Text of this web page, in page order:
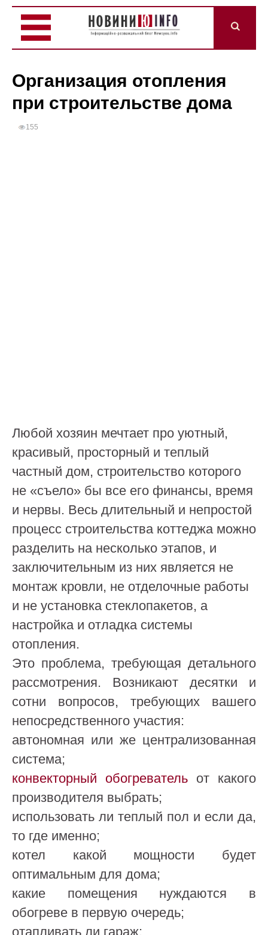
Организация отопления
при строительстве дома
155
Любой хозяин мечтает про уютный,
красивый, просторный и теплый
частный дом, строительство которого
не «съело» бы все его финансы, время
и нервы. Весь длительный и непростой
процесс строительства коттеджа можно
разделить на несколько этапов, и
заключительным из них является не
монтаж кровли, не отделочные работы
и не установка стеклопакетов, а
настройка и отладка системы
отопления.
Это проблема, требующая детального
рассмотрения. Возникают десятки и
сотни вопросов, требующих вашего
непосредственного участия:
автономная или же централизованная
система;
конвекторный обогреватель от какого
производителя выбрать;
использовать ли теплый пол и если да,
то где именно;
котел какой мощности будет
оптимальным для дома;
какие помещения нуждаются в
обогреве в первую очередь;
отапливать ли гараж;